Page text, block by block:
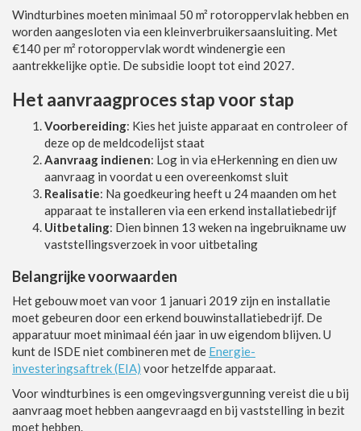
Windturbines moeten minimaal 50 m² rotoroppervlak hebben en
worden aangesloten via een kleinverbruikersaansluiting. Met
€140 per m² rotoroppervlak wordt windenergie een
aantrekkelijke optie. De subsidie loopt tot eind 2027.
Het aanvraagproces stap voor stap
Voorbereiding: Kies het juiste apparaat en controleer of
deze op de meldcodelijst staat
Aanvraag indienen: Log in via eHerkenning en dien uw
aanvraag in voordat u een overeenkomst sluit
Realisatie: Na goedkeuring heeft u 24 maanden om het
apparaat te installeren via een erkend installatiebedrijf
Uitbetaling: Dien binnen 13 weken na ingebruikname uw
vaststellingsverzoek in voor uitbetaling
Belangrijke voorwaarden
Het gebouw moet van voor 1 januari 2019 zijn en installatie
moet gebeuren door een erkend bouwinstallatiebedrijf. De
apparatuur moet minimaal één jaar in uw eigendom blijven. U
kunt de ISDE niet combineren met de Energie-
investeringsaftrek (EIA) voor hetzelfde apparaat.
Voor windturbines is een omgevingsvergunning vereist die u bij
aanvraag moet hebben aangevraagd en bij vaststelling in bezit
moet hebben.